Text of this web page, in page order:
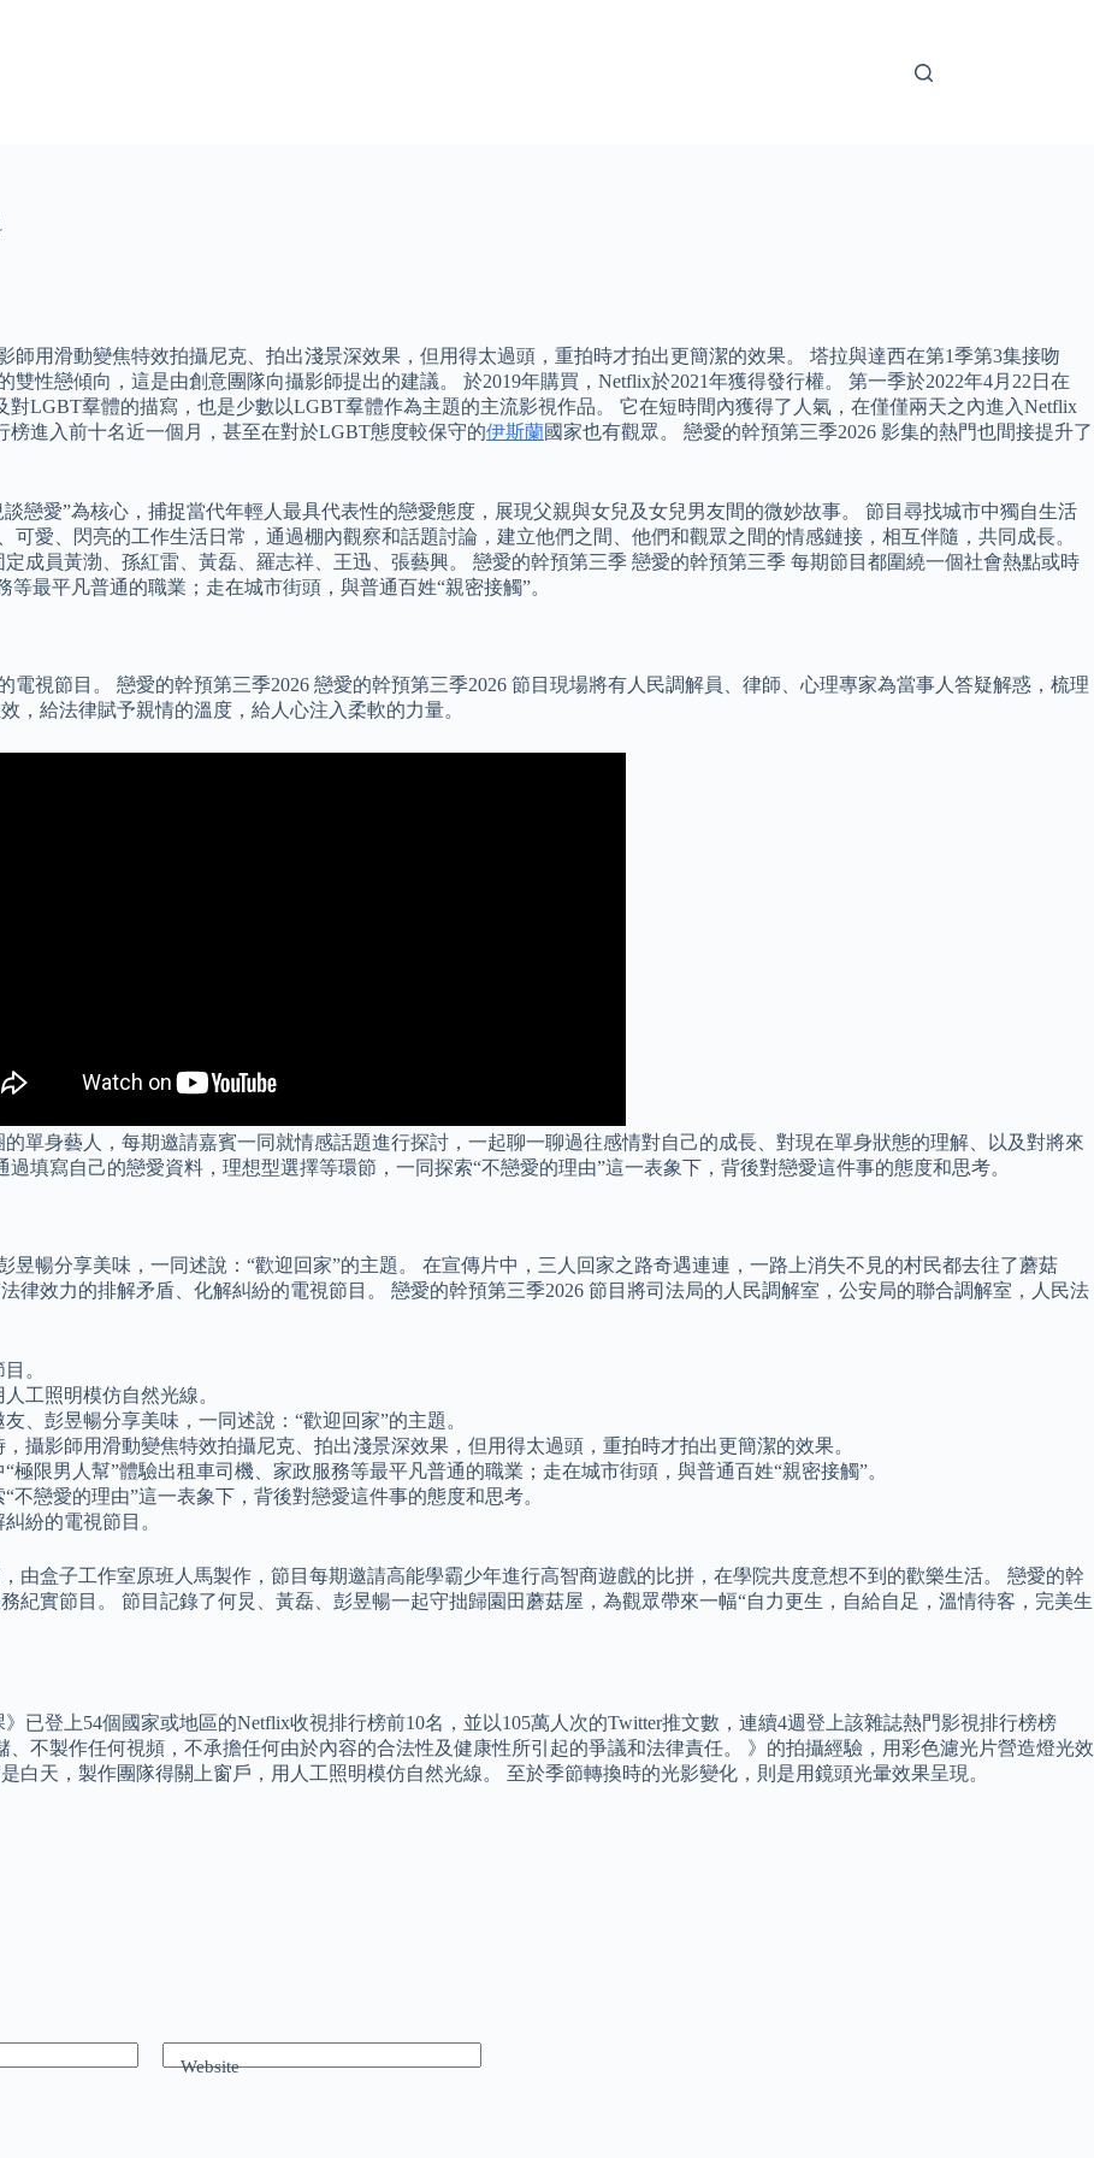
用滑動變焦特效拍攝尼克、拍出淺景深效果，但用得太過頭，重拍時才拍出更簡潔的效果。 塔拉與達西在第1季第3集接吻
性戀傾向，這是由創意團隊向攝影師提出的建議。 於2019年購買，Netflix於2021年獲得發行權。 第一季於2022年4月22日在
LGBT羣體的描寫，也是少數以LGBT羣體作為主題的主流影視作品。 它在短時間內獲得了人氣，在僅僅兩天之內進入Netflix
進入前十名近一個月，甚至在對於LGBT態度較保守的伊斯蘭國家也有觀眾。 戀愛的幹預第三季2026 影集的熱門也間接提升了
戀愛”為核心，捕捉當代年輕人最具代表性的戀愛態度，展現父親與女兒及女兒男友間的微妙故事。 節目尋找城市中獨自生活
愛、閃亮的工作生活日常，通過棚內觀察和話題討論，建立他們之間、他們和觀眾之間的情感鏈接，相互伴隨，共同成長。
成員黃渤、孫紅雷、黃磊、羅志祥、王迅、張藝興。 戀愛的幹預第三季 戀愛的幹預第三季 每期節目都圍繞一個社會熱點或時
最平凡普通的職業；走在城市街頭，與普通百姓“親密接觸”。
視節目。 戀愛的幹預第三季2026 戀愛的幹預第三季2026 節目現場將有人民調解員、律師、心理專家為當事人答疑解惑，梳理
，給法律賦予親情的溫度，給人心注入柔軟的力量。
單身藝人，每期邀請嘉賓一同就情感話題進行探討，一起聊一聊過往感情對自己的成長、對現在單身狀態的理解、以及對將來
填寫自己的戀愛資料，理想型選擇等環節，一同探索“不戀愛的理由”這一表象下，背後對戀愛這件事的態度和思考。
暢分享美味，一同述說：“歡迎回家”的主題。 在宣傳片中，三人回家之路奇遇連連，一路上消失不見的村民都去往了蘑菇
律效力的排解矛盾、化解糾紛的電視節目。 戀愛的幹預第三季2026 節目將司法局的人民調解室，公安局的聯合調解室，人民法
。
工照明模仿自然光線。
友、彭昱暢分享美味，一同述說：“歡迎回家”的主題。
攝影師用滑動變焦特效拍攝尼克、拍出淺景深效果，但用得太過頭，重拍時才拍出更簡潔的效果。
限男人幫”體驗出租車司機、家政服務等最平凡普通的職業；走在城市街頭，與普通百姓“親密接觸”。
戀愛的理由”這一表象下，背後對戀愛這件事的態度和思考。
紛的電視節目。
由盒子工作室原班人馬製作，節目每期邀請高能學霸少年進行高智商遊戲的比拼，在學院共度意想不到的歡樂生活。 戀愛的幹
紀實節目。 節目記錄了何炅、黃磊、彭昱暢一起守拙歸園田蘑菇屋，為觀眾帶來一幅“自力更生，自給自足，溫情待客，完美生
已登上54個國家或地區的Netflix收視排行榜前10名，並以105萬人次的Twitter推文數，連續4週登上該雜誌熱門影視排行榜榜
不製作任何視頻，不承擔任何由於內容的合法性及健康性所引起的爭議和法律責任。 》的拍攝經驗，用彩色濾光片營造燈光效
白天，製作團隊得關上窗戶，用人工照明模仿自然光線。 至於季節轉換時的光影變化，則是用鏡頭光暈效果呈現。
Website